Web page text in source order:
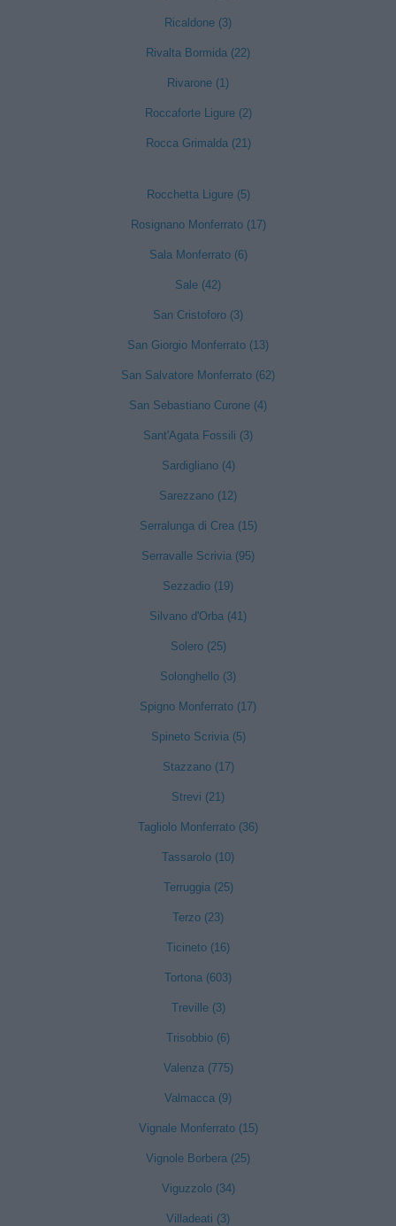
Ricaldone (3)
Rivalta Bormida (22)
Rivarone (1)
Roccaforte Ligure (2)
Rocca Grimalda (21)
Rocchetta Ligure (5)
Rosignano Monferrato (17)
Sala Monferrato (6)
Sale (42)
San Cristoforo (3)
San Giorgio Monferrato (13)
San Salvatore Monferrato (62)
San Sebastiano Curone (4)
Sant'Agata Fossili (3)
Sardigliano (4)
Sarezzano (12)
Serralunga di Crea (15)
Serravalle Scrivia (95)
Sezzadio (19)
Silvano d'Orba (41)
Solero (25)
Solonghello (3)
Spigno Monferrato (17)
Spineto Scrivia (5)
Stazzano (17)
Strevi (21)
Tagliolo Monferrato (36)
Tassarolo (10)
Terruggia (25)
Terzo (23)
Ticineto (16)
Tortona (603)
Treville (3)
Trisobbio (6)
Valenza (775)
Valmacca (9)
Vignale Monferrato (15)
Vignole Borbera (25)
Viguzzolo (34)
Villadeati (3)